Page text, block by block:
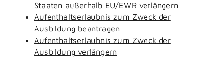
Staaten außerhalb EU/EWR verlängern
Aufenthaltserlaubnis zum Zweck der
Ausbildung beantragen
Aufenthaltserlaubnis zum Zweck der
Ausbildung verlängern